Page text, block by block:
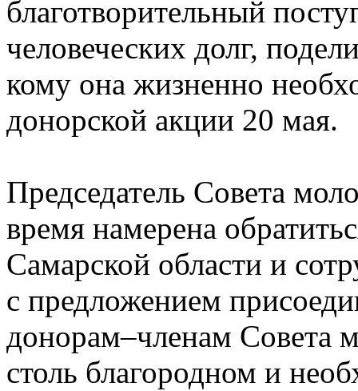
благотворительный
человеческих долг,
кому она жизненно
донорской акции 20 мая.
Председатель Совета
время намерена
Самарской области и
с предложением
донорам–членам Совета
столь благородном и